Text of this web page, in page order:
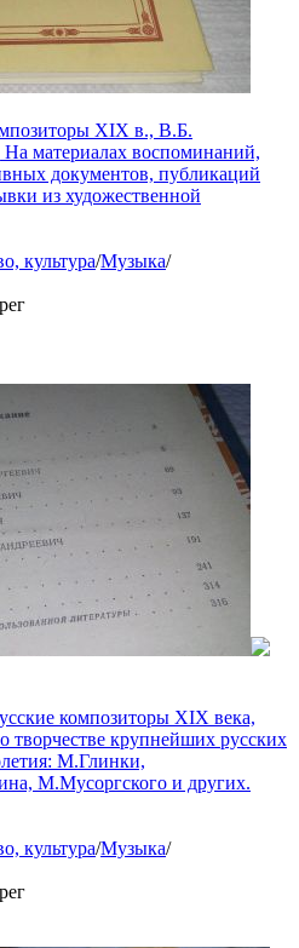
XIX в., В.Б.
материалах воспоминаний,
документов, публикаций
из художественной
культура/Музыка/
композиторы XIX века,
творчестве крупнейших русских
М.Глинки,
М.Мусоргского и других.
культура/Музыка/